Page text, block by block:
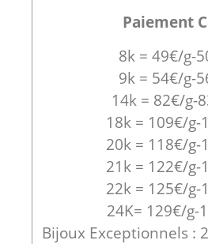
Paiement
8k = 49€/g-
9k = 54€/g-
14k = 82€/g-
18k = 109€/g-
20k = 118€/g-
21k = 122€/g-
22k = 125€/g-
24K= 129€/g-
Bijoux Exceptionnels :